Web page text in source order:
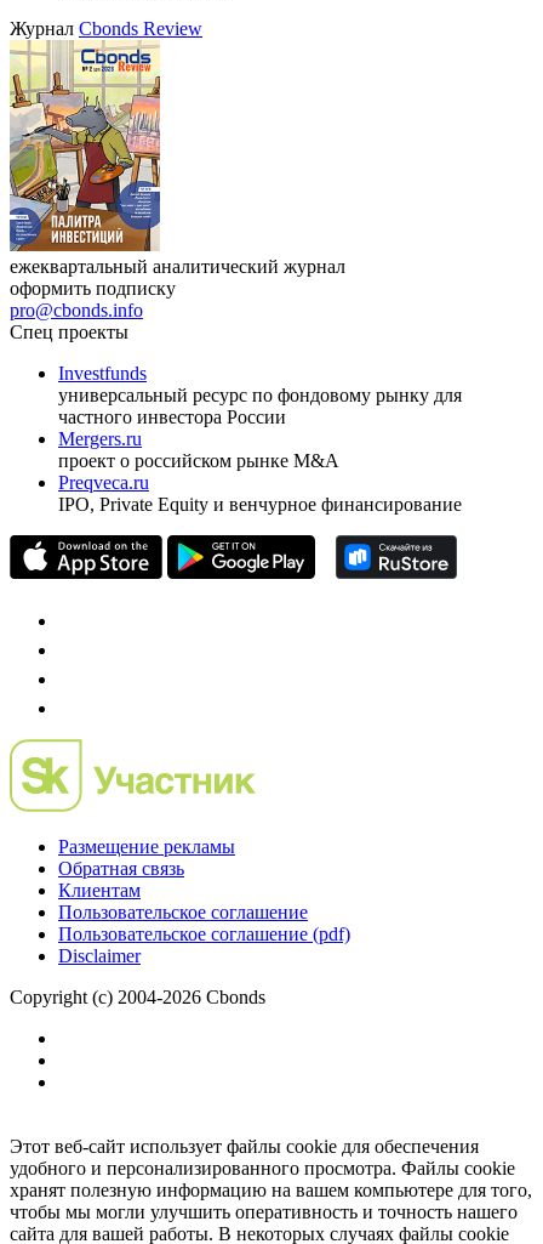
Журнал Cbonds Review
ежеквартальный аналитический журнал
оформить подписку
pro@cbonds.info
Спец проекты
Investfunds
универсальный ресурс по фондовому рынку для
частного инвестора России
Mergers.ru
проект о российском рынке M&A
Preqveca.ru
IPO, Private Equity и венчурное финансирование
Размещение рекламы
Обратная связь
Клиентам
Пользовательское соглашение
Пользовательское соглашение (pdf)
Disclaimer
Copyright (c) 2004-2026 Cbonds
Этот веб-сайт использует файлы cookie для обеспечения
удобного и персонализированного просмотра. Файлы cookie
хранят полезную информацию на вашем компьютере для того,
чтобы мы могли улучшить оперативность и точность нашего
сайта для вашей работы. В некоторых случаях файлы cookie